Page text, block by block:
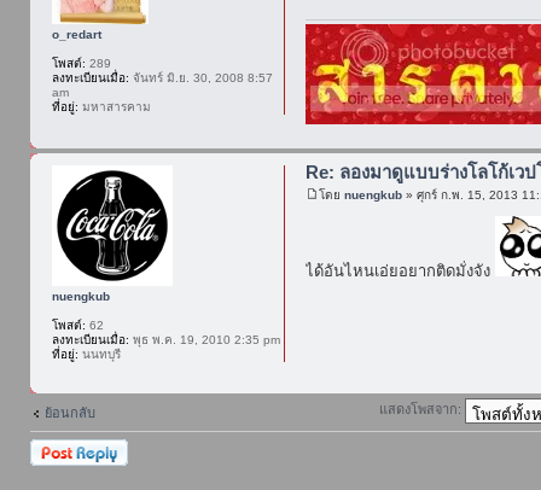
o_redart
โพสต์: 289
ลงทะเบียนเมื่อ: จันทร์ มิ.ย. 30, 2008 8:57
am
ที่อยู่: มหาสารคาม
Re: ลองมาดูแบบร่างโลโก้เว
โดยnuengkub » ศุกร์ ก.พ. 15, 2013
ได้อันไหนเอ่ยอยากติดมั่งจัง
nuengkub
โพสต์: 62
ลงทะเบียนเมื่อ: พุธ พ.ค. 19, 2010 2:35 pm
ที่อยู่: นนทบุรี
ย้อนกลับ แสดงโพสจาก:
ตอบกระทู้